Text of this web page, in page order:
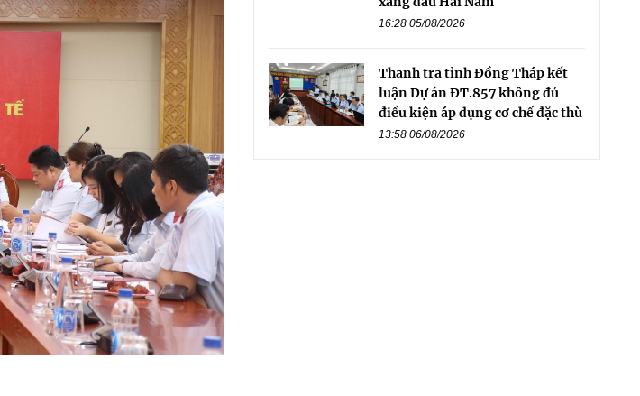
16:28 05/08/2026
Thanh tra tỉnh Đồng Tháp kết
luận Dự án ĐT.857 không đủ
điều kiện áp dụng cơ chế đặc thù
13:58 06/08/2026